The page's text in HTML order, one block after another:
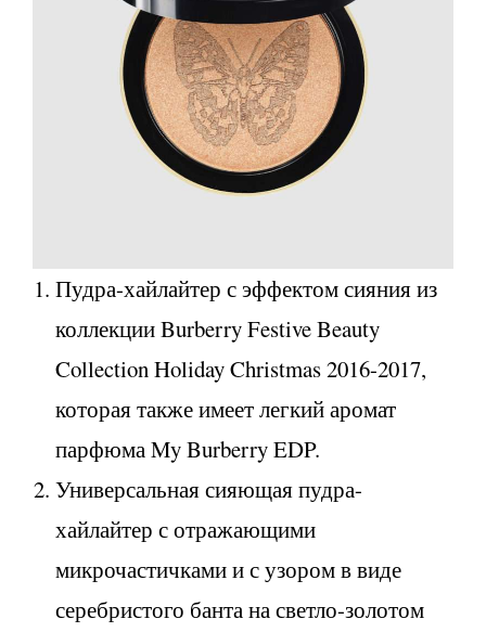
Пудра-хайлайтер с эффектом сияния из
коллекции Burberry Festive Beauty
Collection Holiday Christmas 2016-2017,
которая также имеет легкий аромат
парфюма My Burberry EDP.
Универсальная сияющая пудра-
хайлайтер с отражающими
микрочастичками и с узором в виде
серебристого банта на светло-золотом